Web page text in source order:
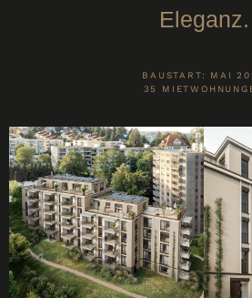
Eleganz.
BAUSTART: MAI
35